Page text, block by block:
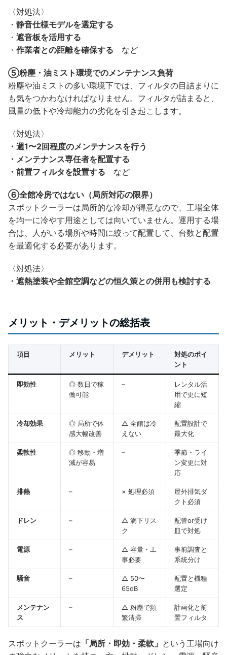
〈対処法〉
・ 静音仕様モデルを選定する
・ 遮音板を活用する
・ 作業者との距離を確保する など
⑤粉塵・油ミスト環境でのメンテナンス負荷
粉塵や油ミストの多い環境下では、フィルタの目詰まりに
も気をつかわなければなりません。フィルタが詰まると、
風量の低下や冷却能力の劣化を引き起こします。
〈対処法〉
・週1〜2回程度のメンテナンスを行う
・メンテナンス専任者を配置する
・前置フィルタを設置する など
⑥全館冷房ではない（局所対応の限界）
スポットクーラーは局所的な冷却が得意なので、工場全体
を均一に冷やす用途としては向いていません。運用する場
合は、人がいる場所や時間に絞って配置して、台数と配置
を最適化する必要があります。
〈対処法〉
・遮熱塗装や全館空調などの恒久策との併用も検討する
メリット・デメリットの総括表
項目 メリット デメリット
対処のポイ
ント
即効性
◎ 数日で稼
働可能
–
レンタル活
用で更に短
縮
冷却効果
◎ 局所で体
感大幅改善
△ 全館は冷
えない
配置設計で
最大化
柔軟性
◎ 移動・増
減が容易
–
季節・ライ
ン変更に対
応
排熱 – × 処理必須
屋外排気ダ
クト必須
ドレン –
△ 滴下リス
ク
配管or受け
皿で対処
電源 –
△ 容量・工
事必要
事前調査と
系統分け
騒音 –
△ 50〜
65dB
配置と機種
選定
メンテナン
ス
–
△ 粉塵で頻
繁清掃
計画化と前
置フィルタ
スポットクーラーは 「局所・即効・柔軟」 という工場向け